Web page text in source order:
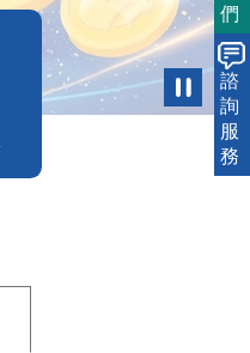
們
諮
詢
服
務